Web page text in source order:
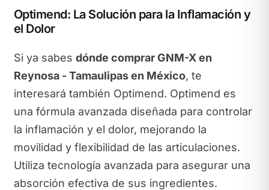
Optimend: La Solución para la Inflamación y
el Dolor
Si ya sabes dónde comprar GNM-X en
Reynosa - Tamaulipas en México, te
interesará también Optimend. Optimend es
una fórmula avanzada diseñada para controlar
la inflamación y el dolor, mejorando la
movilidad y flexibilidad de las articulaciones.
Utiliza tecnología avanzada para asegurar una
absorción efectiva de sus ingredientes.